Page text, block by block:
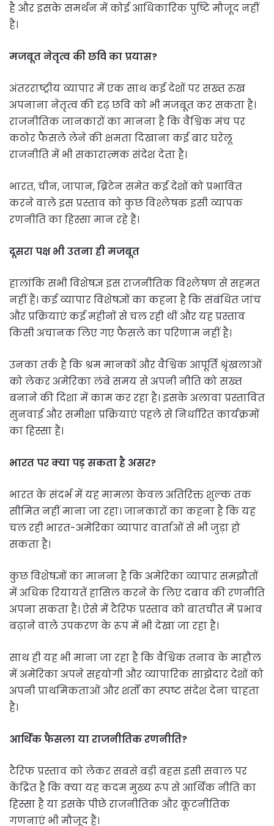
है और इसके समर्थन में कोई आधिकारिक पुष्टि मौजूद नहीं
है।
मजबूत नेतृत्व की छवि का प्रयास?
अंतरराष्ट्रीय व्यापार में एक साथ कई देशों पर सख्त रुख
अपनाना नेतृत्व की दृढ़ छवि को भी मजबूत कर सकता है।
राजनीतिक जानकारों का मानना है कि वैश्विक मंच पर
कठोर फैसले लेने की क्षमता दिखाना कई बार घरेलू
राजनीति में भी सकारात्मक संदेश देता है।
भारत, चीन, जापान, ब्रिटेन समेत कई देशों को प्रभावित
करने वाले इस प्रस्ताव को कुछ विश्लेषक इसी व्यापक
रणनीति का हिस्सा मान रहे हैं।
दूसरा पक्ष भी उतना ही मजबूत
हालांकि सभी विशेषज्ञ इस राजनीतिक विश्लेषण से सहमत
नहीं हैं। कई व्यापार विशेषज्ञों का कहना है कि संबंधित जांच
और प्रक्रियाएं कई महीनों से चल रही थीं और यह प्रस्ताव
किसी अचानक लिए गए फैसले का परिणाम नहीं है।
उनका तर्क है कि श्रम मानकों और वैश्विक आपूर्ति श्रृंखलाओं
को लेकर अमेरिका लंबे समय से अपनी नीति को सख्त
बनाने की दिशा में काम कर रहा है। इसके अलावा प्रस्तावित
सुनवाई और समीक्षा प्रक्रियाएं पहले से निर्धारित कार्यक्रमों
का हिस्सा हैं।
भारत पर क्या पड़ सकता है असर?
भारत के संदर्भ में यह मामला केवल अतिरिक्त शुल्क तक
सीमित नहीं माना जा रहा। जानकारों का कहना है कि यह
चल रही भारत-अमेरिका व्यापार वार्ताओं से भी जुड़ा हो
सकता है।
कुछ विशेषज्ञों का मानना है कि अमेरिका व्यापार समझौतों
में अधिक रियायतें हासिल करने के लिए दबाव की रणनीति
अपना सकता है। ऐसे में टैरिफ प्रस्ताव को बातचीत में प्रभाव
बढ़ाने वाले उपकरण के रूप में भी देखा जा रहा है।
साथ ही यह भी माना जा रहा है कि वैश्विक तनाव के माहौल
में अमेरिका अपने सहयोगी और व्यापारिक साझेदार देशों को
अपनी प्राथमिकताओं और शर्तों का स्पष्ट संदेश देना चाहता
है।
आर्थिक फैसला या राजनीतिक रणनीति?
टैरिफ प्रस्ताव को लेकर सबसे बड़ी बहस इसी सवाल पर
केंद्रित है कि क्या यह कदम मुख्य रूप से आर्थिक नीति का
हिस्सा है या इसके पीछे राजनीतिक और कूटनीतिक
गणनाएं भी मौजूद हैं।